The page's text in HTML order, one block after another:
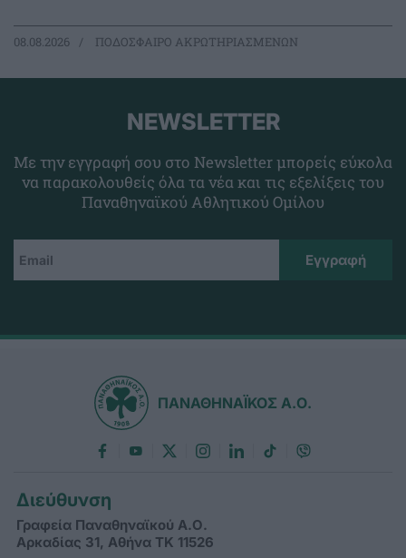
08.08.2026 ΠΟΔΟΣΦΑΙΡΟ ΑΚΡΩΤΗΡΙΑΣΜΕΝΩΝ
NEWSLETTER
Με την εγγραφή σου στο Newsletter μπορείς εύκολα
να παρακολουθείς όλα τα νέα και τις εξελίξεις του
Παναθηναϊκού Αθλητικού Ομίλου
ΠΑΝΑΘΗΝΑΪΚΟΣ Α.Ο.
Διεύθυνση
Γραφεία Παναθηναϊκού Α.Ο.
Αρκαδίας 31, Αθήνα ΤΚ 11526